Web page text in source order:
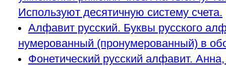
Используют десятичную систему счета.
Алфавит русский. Буквы русского
нумерованный (пронумерованный) в
Фонетический русский алфавит.